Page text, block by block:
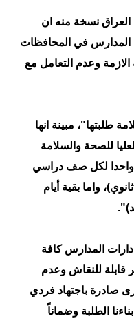
الاخبار الرياضية
الامتحانات
الابتدائية
المتوسطة
وزارية
الابتدائية
المرحلة المتوسطة
نسخة منه ان
المدارس في المحافظات
الازمة وعدم التعامل مع
طلبتها"، مبينة انها
للصحة والسلامة
واحدا لكل صف دراسي
واما بقية أيام
المدارس كافة
قابلة للنقاش وعدم
صادرة باجتهاد فردي
الطلبة وضماناً